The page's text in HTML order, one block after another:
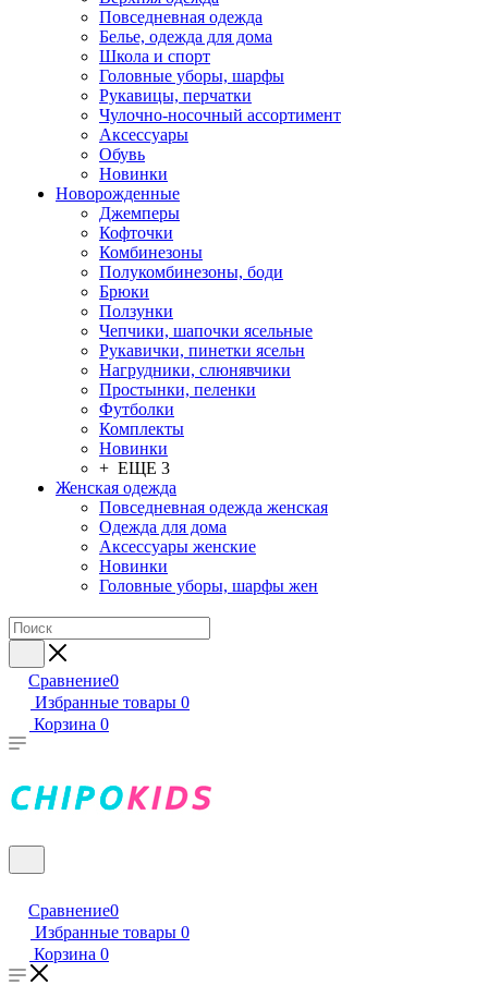
Повседневная одежда
Белье, одежда для дома
Школа и спорт
Головные уборы, шарфы
Рукавицы, перчатки
Чулочно-носочный ассортимент
Аксессуары
Обувь
Новинки
Новорожденные
Джемперы
Кофточки
Комбинезоны
Полукомбинезоны, боди
Брюки
Ползунки
Чепчики, шапочки ясельные
Рукавички, пинетки ясельн
Нагрудники, слюнявчики
Простынки, пеленки
Футболки
Комплекты
Новинки
+ ЕЩЕ 3
Женская одежда
Повседневная одежда женская
Одежда для дома
Аксессуары женские
Новинки
Головные уборы, шарфы жен
Сравнение0
Избранные товары 0
Корзина 0
Сравнение0
Избранные товары 0
Корзина 0